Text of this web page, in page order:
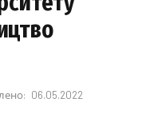
06.05.2022